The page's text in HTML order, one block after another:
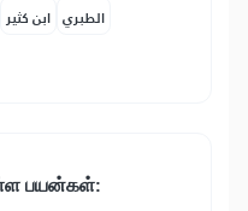
ابن كثير الطبري
பயன்கள்: